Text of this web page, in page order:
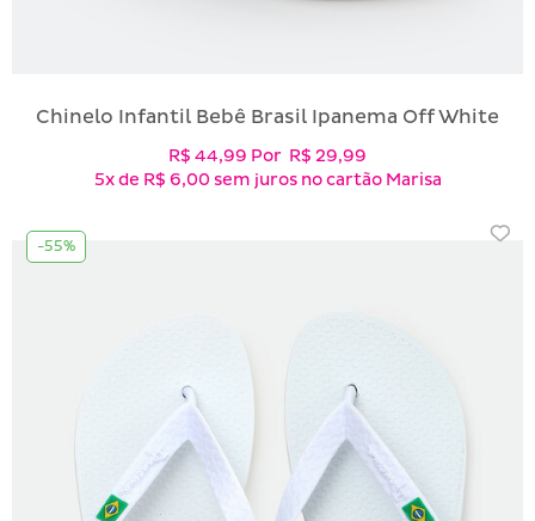
Chinelo Infantil Bebê Brasil Ipanema Off White
R$ 44,99 Por R$ 29,99
5xde R$ 6,00 sem juros no cartão Marisa
-55%